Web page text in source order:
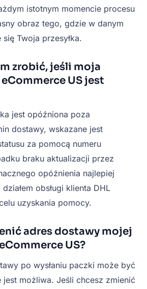
istotnym momencie procesu
obraz tego, gdzie w danym
Twoja przesyłka.
zrobić, jeśli moja
eCommerce US jest
jest opóźniona poza
dostawy, wskazane jest
za pomocą numeru
braku aktualizacji przez
opóźnienia najlepiej
obsługi klienta DHL
uzyskania pomocy.
adres dostawy mojej
US?
po wysłaniu paczki może być
jest możliwa. Jeśli chcesz zmienić